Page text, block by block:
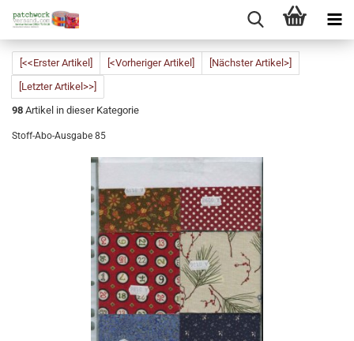
[<<Erster Artikel] [<Vorheriger Artikel]
[Nächster Artikel>]
[Letzter Artikel>>]
98 Artikel in dieser Kategorie
Stoff-Abo-Ausgabe 85